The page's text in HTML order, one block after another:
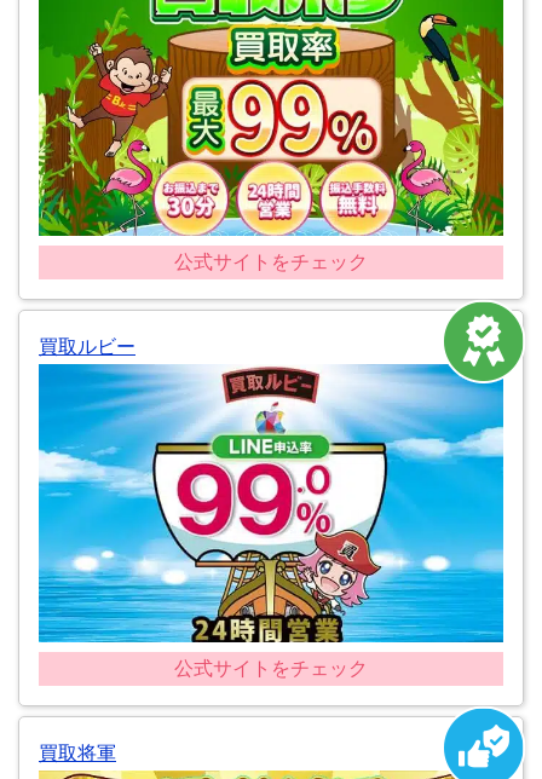
公式サイトをチェック
買取ルビー
公式サイトをチェック
買取将軍